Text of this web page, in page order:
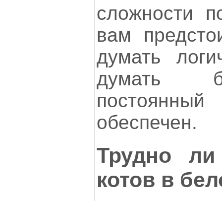
сложности
вам
думать
думать
обеспечен.
Трудно
котов в